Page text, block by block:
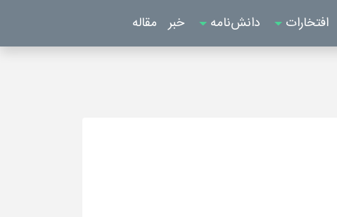
افتخارات دانش‌نامه خبر مقاله